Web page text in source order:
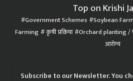
Top on Krishi
Government Schemes Soybean
Farming कृषी प्रक्रिया Orchard planting /
आरोग्य
Subscribe to our Newsletter. You